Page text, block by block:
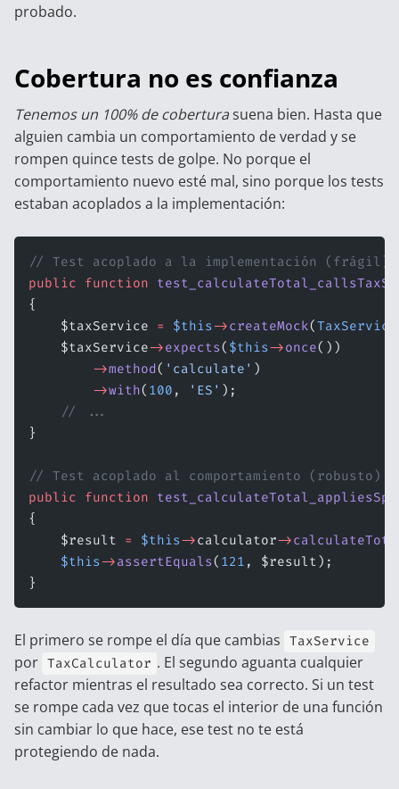
probado.
Cobertura no es confianza
Tenemos un 100% de coberturasuena bien. Hasta que
alguien cambia un comportamiento de verdad y se
rompen quince tests de golpe. No porque el
comportamiento nuevo esté mal, sino porque los tests
estaban acoplados a la implementación:
// Test acoplado a la implementación (frágil)
public function
{
    $taxService
= $this->createMock(TaxService
    $taxService
->expects( $this->once())
        ->
method( 'calculate' )
        ->
with( 100 , 'ES' );
    // ...
}
// Test acoplado al comportamiento (robusto)
public function
{
    $result
= $this->calculator->
    $this
->assertEquals( 121 , $result);
}
El primero se rompe el día que cambias TaxService
por TaxCalculator . El segundo aguanta cualquier
refactor mientras el resultado sea correcto. Si un test
se rompe cada vez que tocas el interior de una función
sin cambiar lo que hace, ese test no te está
protegiendo de nada.